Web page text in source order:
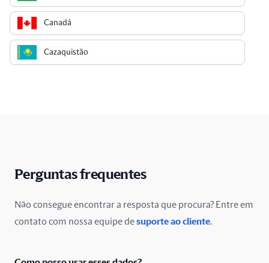
Canadá
Cazaquistão
Costa Rica
Perguntas frequentes
Não consegue encontrar a resposta que procura? Entre em
contato com nossa equipe desuporte ao cliente.